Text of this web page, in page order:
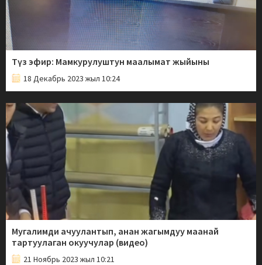
Түз эфир: Мамкурулуштун маалымат жыйыны
18 Декабрь 2023 жыл 10:24
Мугалимди ачуулантып, анан жагымдуу маанай
тартуулаган окуучулар (видео)
21 Ноябрь 2023 жыл 10:21